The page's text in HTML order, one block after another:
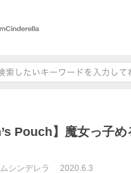
Pouch】魔女っ子
シンデレラ 2020.6.3